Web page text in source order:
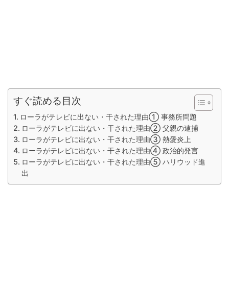
すぐ読める目次
ローラがテレビに出ない・干された理由① 事務所問題
ローラがテレビに出ない・干された理由② 父親の逮捕
ローラがテレビに出ない・干された理由③ 熱愛炎上
ローラがテレビに出ない・干された理由④ 政治的発言
ローラがテレビに出ない・干された理由⑤ ハリウッド進
出